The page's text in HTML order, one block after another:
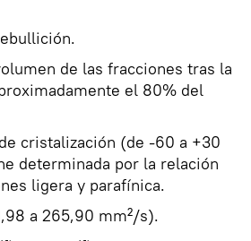
de las fracciones tras la
el 80% del
cristalización (de -60 a +30
determinada por la relación
ligera y parafínica.
a 265,90 mm²/s).